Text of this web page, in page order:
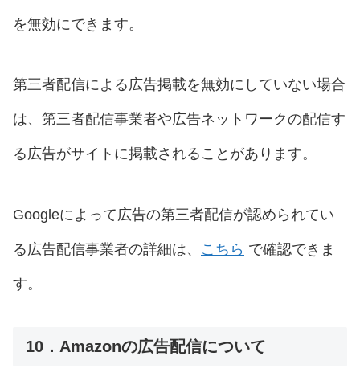
を無効にできます。
第三者配信による広告掲載を無効にしていない場合
は、第三者配信事業者や広告ネットワークの配信す
る広告がサイトに掲載されることがあります。
Googleによって広告の第三者配信が認められてい
る広告配信事業者の詳細は、 こちら で確認できま
す。
10．Amazonの広告配信について